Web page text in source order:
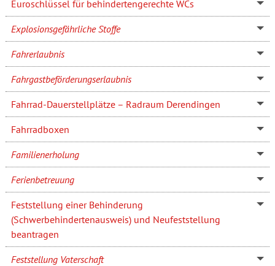
Euroschlüssel für behindertengerechte WCs
Explosionsgefährliche Stoffe
Fahrerlaubnis
Fahrgastbeförderungserlaubnis
Fahrrad-Dauerstellplätze – Radraum Derendingen
Fahrradboxen
Familienerholung
Ferienbetreuung
Feststellung einer Behinderung
(Schwerbehindertenausweis) und Neufeststellung
beantragen
Feststellung Vaterschaft